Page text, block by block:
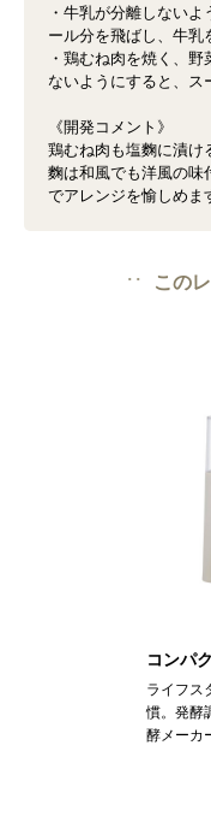
・牛乳が分離しない
ール分を飛ばし、牛乳
・鶏むね肉を焼く、
ないようにすると、ス
《開発コメント》
鶏むね肉も塩麴に漬け
麴は和風でも洋風の味
でアレンジを愉しめま
この
コンパ
ライフス
慣。発酵
酵メーカ